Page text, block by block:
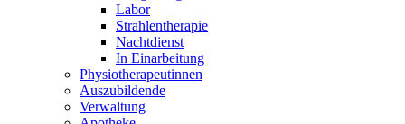
Labor
Strahlentherapie
Nachtdienst
In Einarbeitung
Physiotherapeutinnen
Auszubildende
Verwaltung